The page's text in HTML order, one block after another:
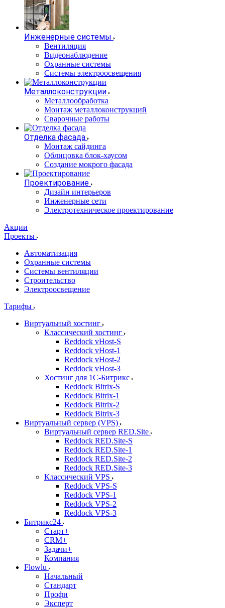
Инженерные системы
Вентиляция
Видеонаблюдение
Охранные системы
Системы электроосвещения
Металлоконструкции
Металлообработка
Монтаж металлоконструкций
Сварочные работы
Отделка фасада
Монтаж сайдинга
Облицовка блок-хаусом
Создание мокрого фасада
Проектирование
Дизайн интерьеров
Инженерные сети
Электротехническое проектирование
Акции
Проекты
Автоматизация
Охранные системы
Системы вентиляции
Строительство
Электроосвещение
Тарифы
Виртуальный хостинг
Классический хостинг
Reddock vHost-S
Reddock vHost-1
Reddock vHost-2
Reddock vHost-3
Хостинг для 1С-Битрикс
Reddock Bitrix-S
Reddock Bitrix-1
Reddock Bitrix-2
Reddock Bitrix-3
Виртуальный сервер (VPS)
Виртуальный сервер RED.Site
Reddock RED.Site-S
Reddock RED.Site-1
Reddock RED.Site-2
Reddock RED.Site-3
Классический VPS
Reddock VPS-S
Reddock VPS-1
Reddock VPS-2
Reddock VPS-3
Битрикс24
Старт+
CRM+
Задачи+
Компания
Flowlu
Начальный
Стандарт
Профи
Эксперт